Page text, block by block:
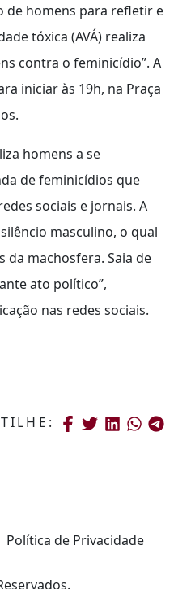
de homens para refletir e
tóxica (AVÁ) realiza
contra o feminicídio”. A
iniciar às 19h, na Praça
homens a se
de feminicídios que
sociais e jornais. A
masculino, o qual
machosfera. Saia de
ato político”,
nas redes sociais.
Política de Privacidade